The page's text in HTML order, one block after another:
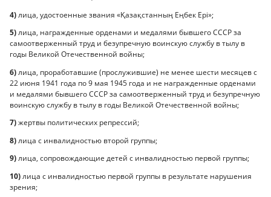
4)лица, удостоенные звания «Қазақстанның Еңбек Ері»;
5)лица, награжденные орденами и медалями бывшего СССР за
самоотверженный труд и безупречную воинскую службу в тылу в
годы Великой Отечественной войны;
6)лица, проработавшие (прослужившие) не менее шести месяцев с
22 июня 1941 года по 9 мая 1945 года и не награжденные орденами
и медалями бывшего СССР за самоотверженный труд и безупречную
воинскую службу в тылу в годы Великой Отечественной войны;
7)жертвы политических репрессий;
8)лица с инвалидностью второй группы;
9)лица, сопровождающие детей с инвалидностью первой группы;
10)лица с инвалидностью первой группы в результате нарушения
зрения;